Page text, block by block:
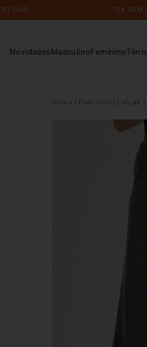
10X SEM JUROS
NovidadesMasculinoFemininoTênis
Feminino Calças